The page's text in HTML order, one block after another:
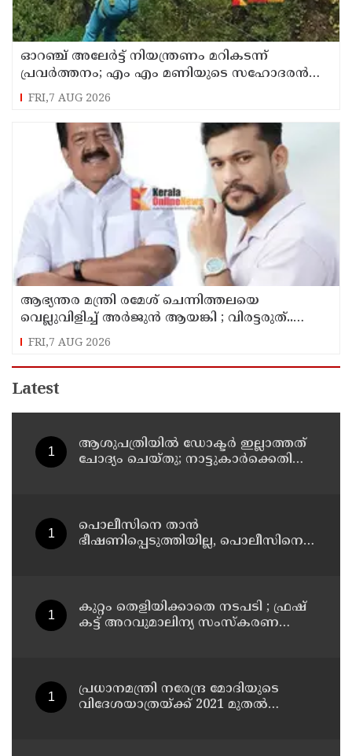
ഓറഞ്ച് അലേര്‍ട്ട് നിയന്ത്രണം മറികടന്ന്
പ്രവര്‍ത്തനം; എം എം മണിയുടെ സഹോദരന്‍
നടത്തുന്ന സിപ് ലൈന്‍ പൂട്ടിച്ച് അധികൃതര്‍
FRI,7 AUG 2026
ആഭ്യന്തര മന്ത്രി രമേശ് ചെന്നിത്തലയെ
വെല്ലുവിളിച്ച് അ‍ർജുൻ ആയങ്കി ; വിരട്ടരുത്..
വളർന്ന പാർട്ടി വേറെയാണ് !
FRI,7 AUG 2026
Latest
ആശുപത്രിയില്‍ ഡോക്ടര്‍ ഇല്ലാത്തത്
ചോദ്യം ചെയ്തു; നാട്ടുകാര്‍ക്കെതിരെ
പൊലീസിനെ താന്‍
ഭീഷണിപ്പെടുത്തിയില്ല, പൊലീസിനെ
അര്‍ജുന്‍ ആയങ്കി
കുറ്റം തെളിയിക്കാതെ നടപടി ; ഫ്രഷ്
കട്ട് അറവുമാലിന്യ സംസ്‌കരണ
പ്രധാനമന്ത്രി നരേന്ദ്ര മോദിയുടെ
വിദേശയാത്രയ്ക്ക് 2021 മുതല്‍